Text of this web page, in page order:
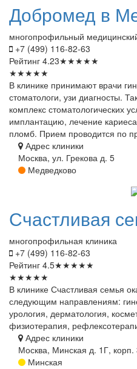
Добромед в
многопрофильный
+7 (499) 116-82-63
Рейтинг 4.23★★★★★
★★★★★
В клинике принимают врачи
стоматологи, узи диагносты.
комплекс стоматологических
имплантацию, лечение
пломб. Прием проводится по
Адрес клиники
Москва, ул. Грекова д. 5
Медведково
Счастливая
многопрофильная клиника
+7 (499) 116-82-63
Рейтинг 4.5★★★★★
★★★★★
В клинике Счастливая семья
следующим направлениям:
урология, дерматология,
физиотерапия,
Адрес клиники
Москва, Минская д. 1Г, корп.
Минская